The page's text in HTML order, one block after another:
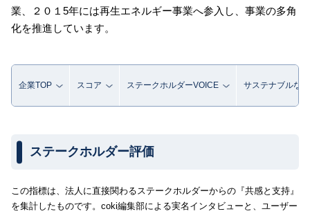
業、２０１5年には再生エネルギー事業へ参入し、事業の多角
化を推進しています。
企業TOP スコア ステークホルダーVOICE サステナブルな
ステークホルダー評価
この指標は、法人に直接関わるステークホルダーからの『共感と支持』
を集計したものです。coki編集部による実名インタビューと、ユーザー